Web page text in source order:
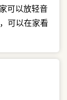
可以放轻音
可以在家看